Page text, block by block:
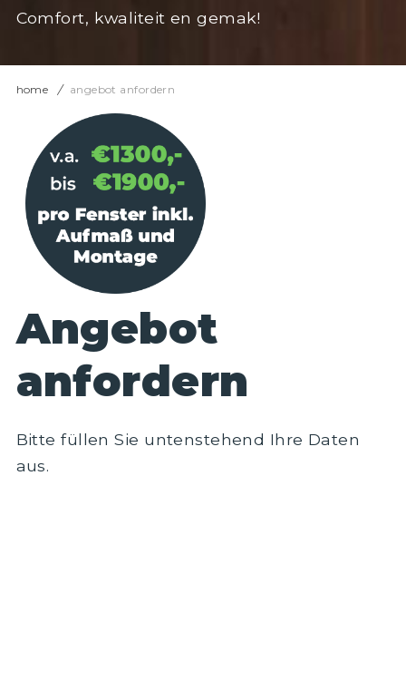
Comfort, kwaliteit en gemak!
home angebot anfordern
Angebot
anfordern
Bitte füllen Sie untenstehend Ihre Daten
aus.